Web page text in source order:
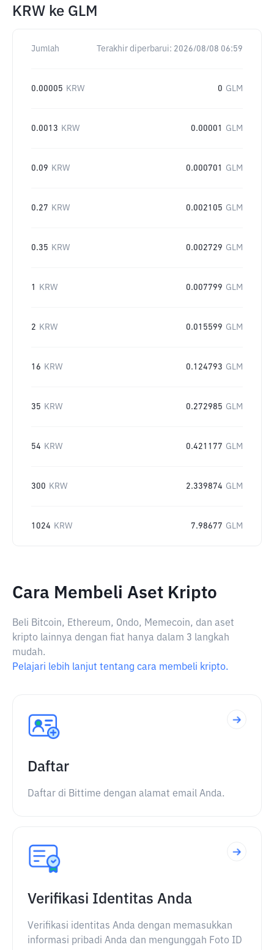
KRW ke GLM
Jumlah Terakhir diperbarui: 2026/08/08 06:59
0.00005 KRW 0 GLM
0.0013 KRW 0.00001 GLM
0.09 KRW 0.000701 GLM
0.27 KRW 0.002105 GLM
0.35 KRW 0.002729 GLM
1 KRW 0.007799 GLM
2 KRW 0.015599 GLM
16 KRW 0.124793 GLM
35 KRW 0.272985 GLM
54 KRW 0.421177 GLM
300 KRW 2.339874 GLM
1024 KRW 7.98677 GLM
Cara Membeli Aset Kripto
Beli Bitcoin, Ethereum, Ondo, Memecoin, dan aset
kripto lainnya dengan fiat hanya dalam 3 langkah
mudah.
Pelajari lebih lanjut tentang cara membeli kripto.
Daftar
Daftar di Bittime dengan alamat email Anda.
Verifikasi Identitas Anda
Verifikasi identitas Anda dengan memasukkan
informasi pribadi Anda dan mengunggah Foto ID